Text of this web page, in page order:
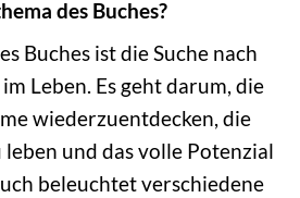
des Buches?
Buches ist die Suche nach
Leben. Es geht darum, die
wiederzuentdecken, die
leben und das volle Potenzial
beleuchtet verschiedene